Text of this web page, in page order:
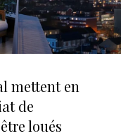
mettent en
de
loués